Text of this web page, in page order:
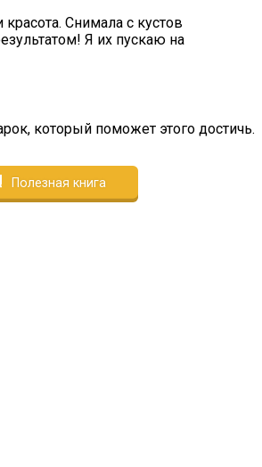
Снимала с кустов
Я их пускаю на
который поможет этого достичь.
Полезная книга